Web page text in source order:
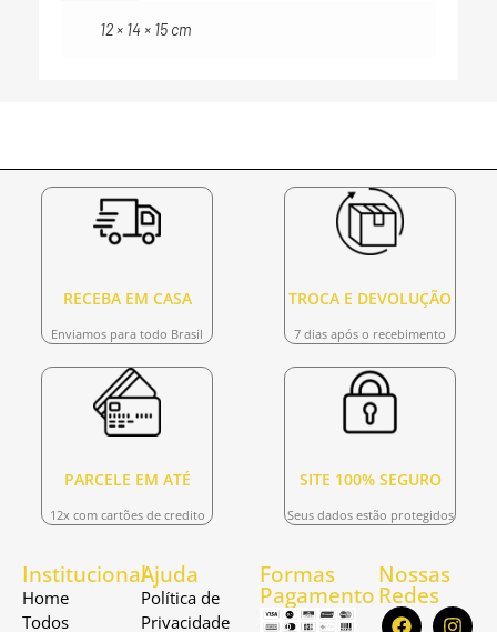
12 × 14 × 15 cm
RECEBA EM CASA
Enviamos para todo Brasil
TROCA E DEVOLUÇÃO
7 dias após o recebimento
PARCELE EM ATÉ
12x com cartões de credito
SITE 100% SEGURO
Seus dados estão protegidos
Institucional
Home
Todos
Ajuda
Política de
Privacidade
Formas
Pagamento
Nossas
Redes